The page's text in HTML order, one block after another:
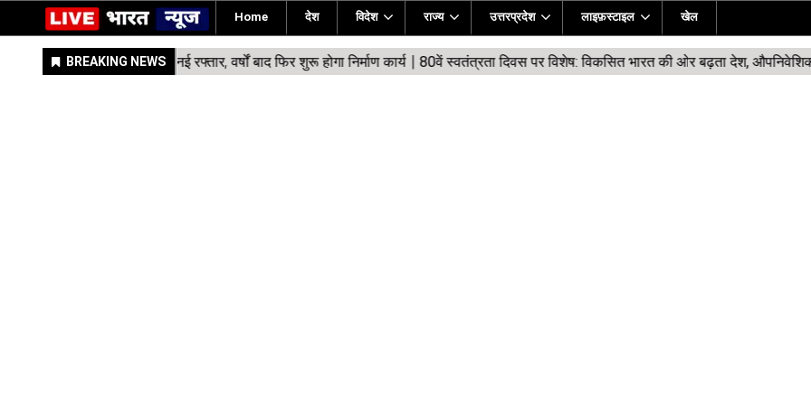
Home देश विदेश राज्य उत्तरप्रदेश लाइफ़स्टाइल खेल